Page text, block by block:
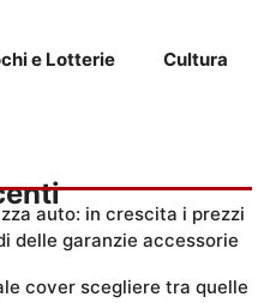
e Lotterie Cultura
auto: in crescita i prezzi
delle garanzie accessorie
cover scegliere tra quelle